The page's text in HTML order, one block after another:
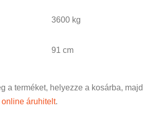
3600 kg
91 cm
a terméket, helyezze a kosárba,
áruhitelt.